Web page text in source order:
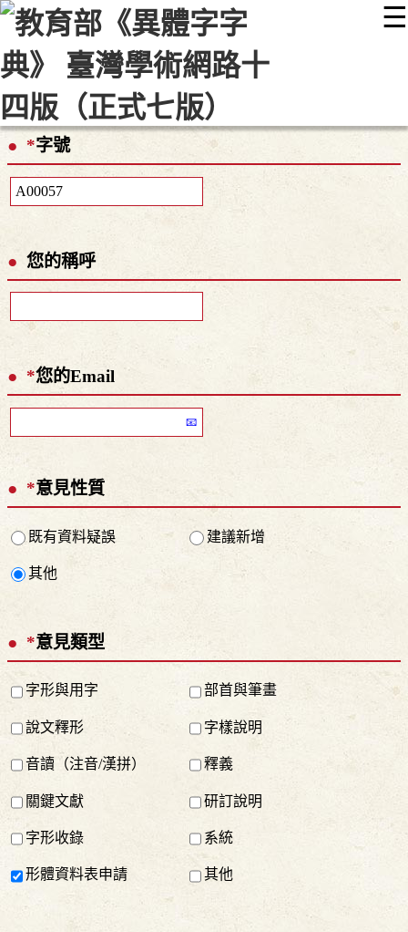
☰
::: 最新消息 常見問題 編輯說明
顯示模式
網站導覽
*字號
您的稱呼
*您的Email
*意見性質
既有資料疑誤 建議新增
其他
*意見類型
字形與用字 部首與筆畫
說文釋形 字樣說明
音讀（注音/漢拼） 釋義
關鍵文獻 研訂說明
字形收錄 系統
形體資料表申請 其他